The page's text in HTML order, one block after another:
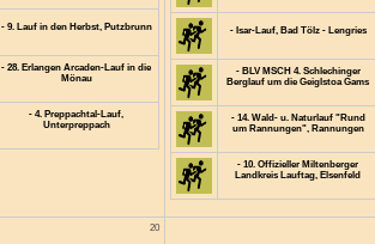
- 9. Lauf in den Herbst, Putzbrunn
- 28. Erlangen Arcaden-Lauf in die
Mönau
- 4. Preppachtal-Lauf,
Unterpreppach
- Isar-Lauf, Bad Tölz - Lengries
- BLV MSCH 4. Schlechinger
Berglauf um die Geiglstoa Gams
- 14. Wald- u. Naturlauf "Rund
um Rannungen", Rannungen
- 10. Offizieller Miltenberger
Landkreis Lauftag, Elsenfeld
20